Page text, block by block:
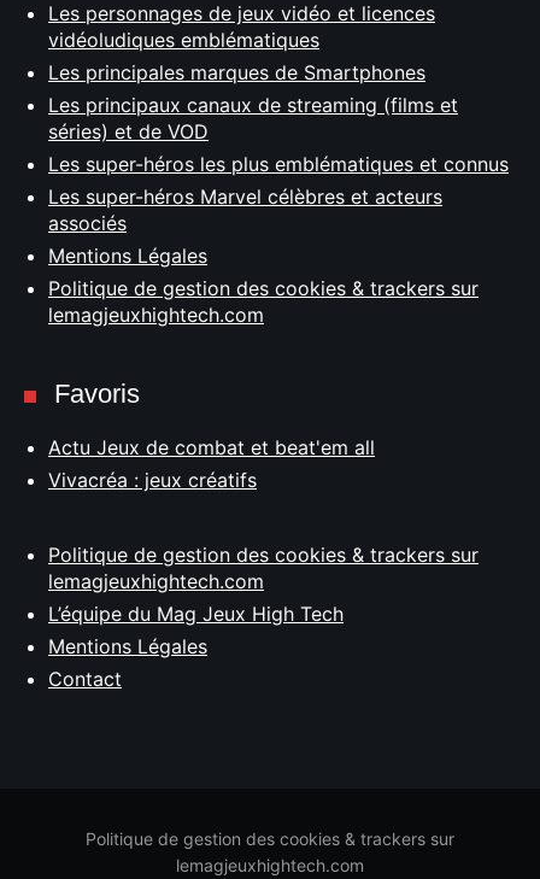
Les personnages de jeux vidéo et licences
vidéoludiques emblématiques
Les principales marques de Smartphones
Les principaux canaux de streaming (films et
séries) et de VOD
Les super-héros les plus emblématiques et connus
Les super-héros Marvel célèbres et acteurs
associés
Mentions Légales
Politique de gestion des cookies & trackers sur
lemagjeuxhightech.com
Favoris
Actu Jeux de combat et beat'em all
Vivacréa : jeux créatifs
Politique de gestion des cookies & trackers sur
lemagjeuxhightech.com
L’équipe du Mag Jeux High Tech
Mentions Légales
Contact
Politique de gestion des cookies & trackers sur
lemagjeuxhightech.com